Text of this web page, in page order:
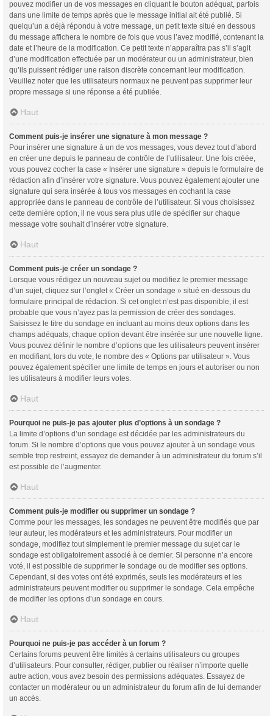
pouvez modifier un de vos messages en cliquant le bouton adéquat, parfois
dans une limite de temps après que le message initial ait été publié. Si
quelqu’un a déjà répondu à votre message, un petit texte situé en dessous
du message affichera le nombre de fois que vous l’avez modifié, contenant la
date et l’heure de la modification. Ce petit texte n’apparaîtra pas s’il s’agit
d’une modification effectuée par un modérateur ou un administrateur, bien
qu’ils puissent rédiger une raison discrète concernant leur modification.
Veuillez noter que les utilisateurs normaux ne peuvent pas supprimer leur
propre message si une réponse a été publiée.
Haut
Comment puis-je insérer une signature à mon message ?
Pour insérer une signature à un de vos messages, vous devez tout d’abord
en créer une depuis le panneau de contrôle de l’utilisateur. Une fois créée,
vous pouvez cocher la case « Insérer une signature » depuis le formulaire de
rédaction afin d’insérer votre signature. Vous pouvez également ajouter une
signature qui sera insérée à tous vos messages en cochant la case
appropriée dans le panneau de contrôle de l’utilisateur. Si vous choisissez
cette dernière option, il ne vous sera plus utile de spécifier sur chaque
message votre souhait d’insérer votre signature.
Haut
Comment puis-je créer un sondage ?
Lorsque vous rédigez un nouveau sujet ou modifiez le premier message
d’un sujet, cliquez sur l’onglet « Créer un sondage » situé en-dessous du
formulaire principal de rédaction. Si cet onglet n’est pas disponible, il est
probable que vous n’ayez pas la permission de créer des sondages.
Saisissez le titre du sondage en incluant au moins deux options dans les
champs adéquats, chaque option devant être insérée sur une nouvelle ligne.
Vous pouvez définir le nombre d’options que les utilisateurs peuvent insérer
en modifiant, lors du vote, le nombre des « Options par utilisateur ». Vous
pouvez également spécifier une limite de temps en jours et autoriser ou non
les utilisateurs à modifier leurs votes.
Haut
Pourquoi ne puis-je pas ajouter plus d’options à un sondage ?
La limite d’options d’un sondage est décidée par les administrateurs du
forum. Si le nombre d’options que vous pouvez ajouter à un sondage vous
semble trop restreint, essayez de demander à un administrateur du forum s’il
est possible de l’augmenter.
Haut
Comment puis-je modifier ou supprimer un sondage ?
Comme pour les messages, les sondages ne peuvent être modifiés que par
leur auteur, les modérateurs et les administrateurs. Pour modifier un
sondage, modifiez tout simplement le premier message du sujet car le
sondage est obligatoirement associé à ce dernier. Si personne n’a encore
voté, il est possible de supprimer le sondage ou de modifier ses options.
Cependant, si des votes ont été exprimés, seuls les modérateurs et les
administrateurs peuvent modifier ou supprimer le sondage. Cela empêche
de modifier les options d’un sondage en cours.
Haut
Pourquoi ne puis-je pas accéder à un forum ?
Certains forums peuvent être limités à certains utilisateurs ou groupes
d’utilisateurs. Pour consulter, rédiger, publier ou réaliser n’importe quelle
autre action, vous avez besoin des permissions adéquates. Essayez de
contacter un modérateur ou un administrateur du forum afin de lui demander
un accès.